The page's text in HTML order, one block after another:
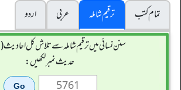
تمام کتب
ترقیم شاملہ عربی
اردو
سنن نسائی میں ترقیم شاملہ سے تلاش کل احادیث (5761)
حدیث نمبر لکھیں: